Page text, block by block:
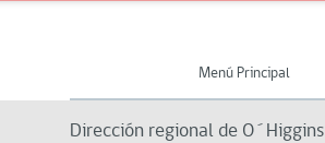
Menú Principal
Dirección regional de O´Higgins